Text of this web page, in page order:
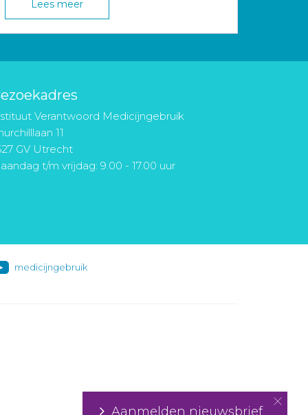
Lees meer
Verantwoord Medicijngebruik
11
GV Utrecht
t/m vrijdag: 9.00 - 17.00 uur
medicijngebruik
Aanmelden nieuwsbrief